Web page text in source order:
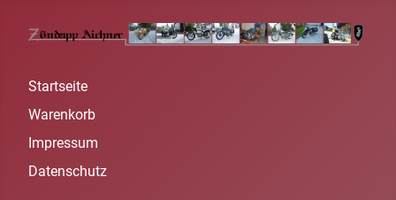
Startseite
Warenkorb
Impressum
Datenschutz